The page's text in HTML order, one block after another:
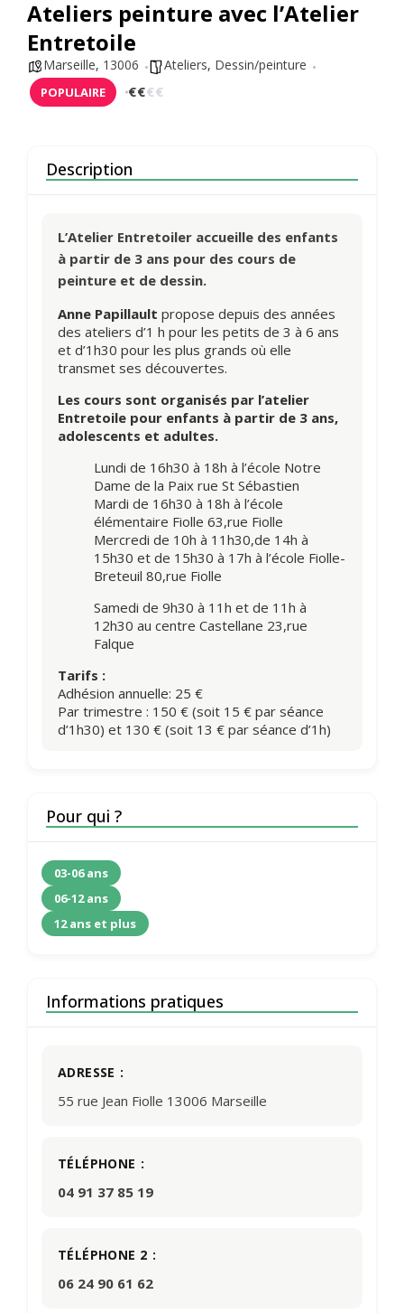
Ateliers peinture avec l’Atelier
Entretoile
Marseille, 13006 Ateliers, Dessin/peinture
POPULAIRE €€€€
Description
L’Atelier Entretoiler accueille des enfants
à partir de 3 ans pour des cours de
peinture et de dessin.
Anne Papillault propose depuis des années
des ateliers d’1 h pour les petits de 3 à 6 ans
et d’1h30 pour les plus grands où elle
transmet ses découvertes.
Les cours sont organisés par l’atelier
Entretoile pour enfants à partir de 3 ans,
adolescents et adultes.
Lundi de 16h30 à 18h à l’école Notre
Dame de la Paix rue St Sébastien
Mardi de 16h30 à 18h à l’école
élémentaire Fiolle 63,rue Fiolle
Mercredi de 10h à 11h30,de 14h à
15h30 et de 15h30 à 17h à l’école Fiolle-
Breteuil 80,rue Fiolle
Samedi de 9h30 à 11h et de 11h à
12h30 au centre Castellane 23,rue
Falque
Tarifs :
Adhésion annuelle: 25 €
Par trimestre : 150 € (soit 15 € par séance
d’1h30) et 130 € (soit 13 € par séance d’1h)
Pour qui ?
03-06 ans
06-12 ans
12 ans et plus
Informations pratiques
ADRESSE
55 rue Jean Fiolle 13006 Marseille
TÉLÉPHONE
04 91 37 85 19
TÉLÉPHONE 2
06 24 90 61 62